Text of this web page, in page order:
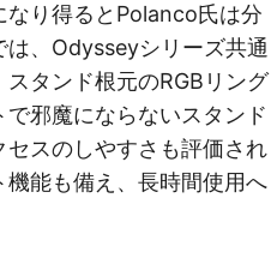
なり得るとPolanco氏は分
、Odysseyシリーズ共通
タンド根元のRGBリング
邪魔にならないスタンド
スのしやすさも評価され
能も備え、長時間使用へ